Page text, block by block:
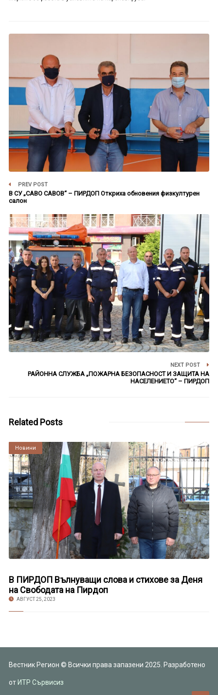
PREV POST
В СУ „САВО САВОВ“ – ПИРДОП Откриха обновения физкултурен
салон
NEXT POST
РАЙОННА СЛУЖБА „ПОЖАРНА БЕЗОПАСНОСТ И ЗАЩИТА НА
НАСЕЛЕНИЕТО“ – ПИРДОП
Related Posts
Култура
Новини
В ПИРДОП Вълнуващи слова и стихове за Деня
на Свободата на Пирдоп
АВГУСТ 25, 2023
Вестник Регион © Всички права запазени 2025. Разработено
от ИТР Сървисиз